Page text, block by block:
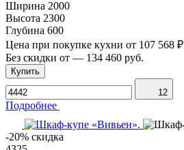
Ширина 2000
Высота 2300
Глубина 600
Цена при покупке кухни от 107 568 ₽
Без скидки от — 134 460 руб.
Купить
12
Подробнее
-20% скидка